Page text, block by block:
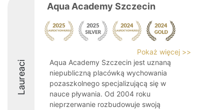
Laureaci
Aqua Academy Szczecin
Pokaż więcej >>
Aqua Academy Szczecin jest uznaną
niepubliczną placówką wychowania
pozaszkolnego specjalizującą się w
nauce pływania. Od 2004 roku
nieprzerwanie rozbudowuje swoją